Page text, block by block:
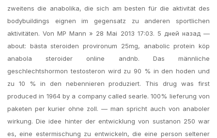
zweitens die anabolika, die sich am besten für die aktivität des
bodybuildings eignen im gegensatz zu anderen sportlichen
aktivitäten. Von MP Mann » 28 Mai 2013 17:03. 5 дней назад —
about: bästa steroiden provironum 25mg, anabolic protein köp
anabola steroider online andnb. Das männliche
geschlechtshormon testosteron wird zu 90 % in den hoden und
zu 10 % in den nebennieren produziert. This drug was first
produced in 1964 by a company called searle. 100% lieferung von
paketen per kurier ohne zoll. — man spricht auch von anaboler
wirkung. Die idee hinter der entwicklung von sustanon 250 war
es, eine estermischung zu entwickeln, die eine person seltener